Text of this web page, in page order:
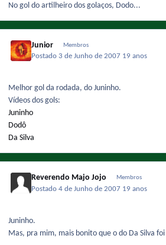
No gol do artilheiro dos golaços, Dodo...
Junior Membros
Postado 3 de Junho de 2007 19 anos
Melhor gol da rodada, do Juninho.
Vídeos dos gols:
Juninho
Dodô
Da Silva
Reverendo Majo Jojo Membros
Postado4 de Junho de 2007 19 anos
Juninho.
Mas, pra mim, mais bonito que o do Da Silva foi